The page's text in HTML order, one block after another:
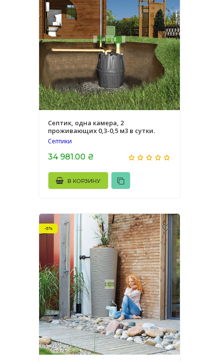
Септик, одна камера, 2
проживающих 0,3-0,5 м3 в сутки.
Септики
34 981.00 ₴
В КОРЗИНУ
-5%